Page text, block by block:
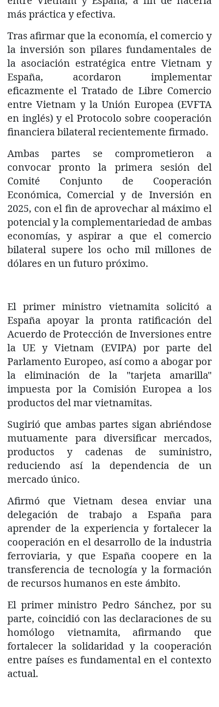
más práctica y efectiva.
Tras afirmar que la economía, el comercio y
la inversión son pilares fundamentales de
la asociación estratégica entre Vietnam y
España, acordaron implementar
eficazmente el Tratado de Libre Comercio
entre Vietnam y la Unión Europea (EVFTA
en inglés) y el Protocolo sobre cooperación
financiera bilateral recientemente firmado.
Ambas partes se comprometieron a
convocar pronto la primera sesión del
Comité Conjunto de Cooperación
Económica, Comercial y de Inversión en
2025, con el fin de aprovechar al máximo el
potencial y la complementariedad de ambas
economías, y aspirar a que el comercio
bilateral supere los ocho mil millones de
dólares en un futuro próximo.
El primer ministro vietnamita solicitó a
España apoyar la pronta ratificación del
Acuerdo de Protección de Inversiones entre
la UE y Vietnam (EVIPA) por parte del
Parlamento Europeo, así como a abogar por
la eliminación de la "tarjeta amarilla"
impuesta por la Comisión Europea a los
productos del mar vietnamitas.
Sugirió que ambas partes sigan abriéndose
mutuamente para diversificar mercados,
productos y cadenas de suministro,
reduciendo así la dependencia de un
mercado único.
Afirmó que Vietnam desea enviar una
delegación de trabajo a España para
aprender de la experiencia y fortalecer la
cooperación en el desarrollo de la industria
ferroviaria, y que España coopere en la
transferencia de tecnología y la formación
de recursos humanos en este ámbito.
El primer ministro Pedro Sánchez, por su
parte, coincidió con las declaraciones de su
homólogo vietnamita, afirmando que
fortalecer la solidaridad y la cooperación
entre países es fundamental en el contexto
actual.